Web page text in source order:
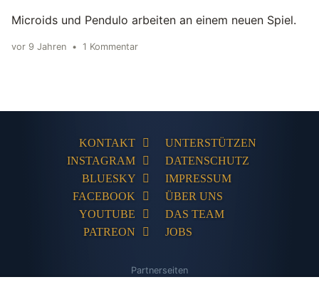
Microids und Pendulo arbeiten an einem neuen Spiel.
vor 9 Jahren • 1 Kommentar
KONTAKT
INSTAGRAM
BLUESKY
FACEBOOK
YOUTUBE
PATREON
UNTERSTÜTZEN
DATENSCHUTZ
IMPRESSUM
ÜBER UNS
DAS TEAM
JOBS
Partnerseiten